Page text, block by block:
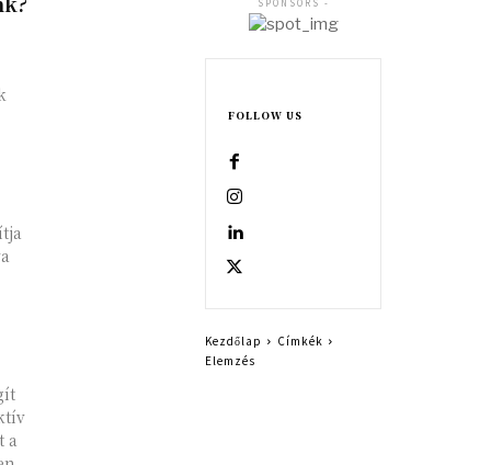
a
SPONSORS -
FOLLOW US
Kezdőlap
Címkék
Elemzés